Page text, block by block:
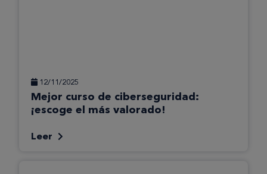
12/11/2025
Mejor curso de ciberseguridad:
¡escoge el más valorado!
Leer